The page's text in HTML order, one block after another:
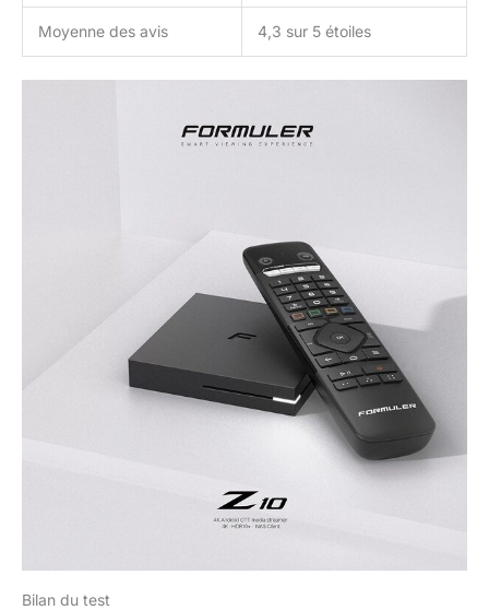
Moyenne des avis 4,3 sur 5 étoiles
Bilan du test